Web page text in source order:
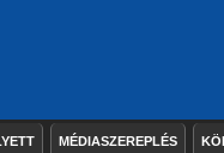
MÉDIASZEREPLÉS